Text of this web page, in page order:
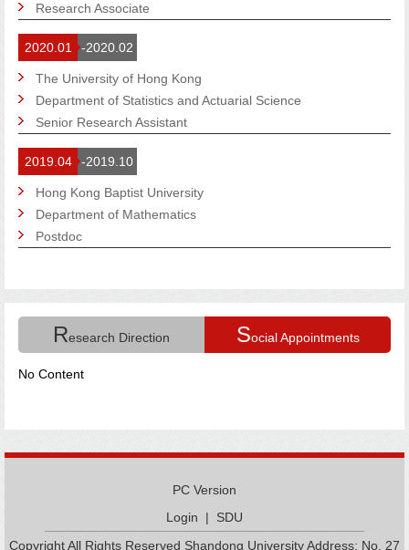
Research Associate
2020.01 -2020.02
The University of Hong Kong
Department of Statistics and Actuarial Science
Senior Research Assistant
2019.04 -2019.10
Hong Kong Baptist University
Department of Mathematics
Postdoc
Research Direction Social Appointments
No Content
PC Version
Login | SDU
Copyright All Rights Reserved Shandong University Address: No. 27